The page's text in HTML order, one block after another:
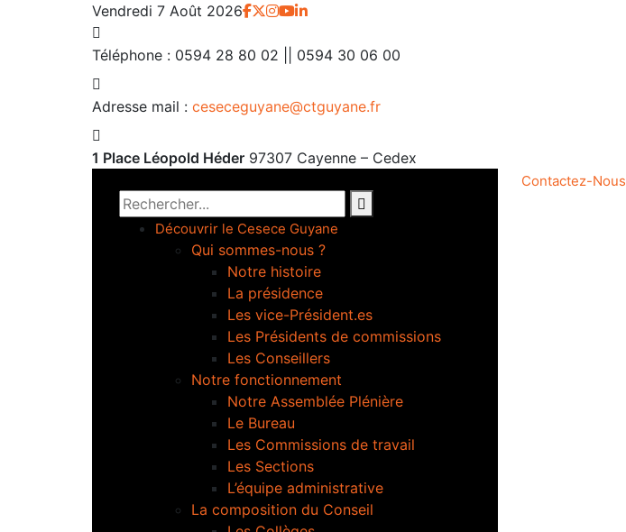
Vendredi 7 Août 2026
Téléphone : 0594 28 80 02 || 0594 30 06 00
Adresse mail : ceseceguyane@ctguyane.fr
1 Place Léopold Héder 97307 Cayenne – Cedex
Découvrir le Cesece Guyane
Qui sommes-nous ?
Notre histoire
La présidence
Les vice-Président.es
Les Présidents de commissions
Les Conseillers
Notre fonctionnement
Notre Assemblée Plénière
Le Bureau
Les Commissions de travail
Les Sections
L’équipe administrative
La composition du Conseil
Contactez-Nous